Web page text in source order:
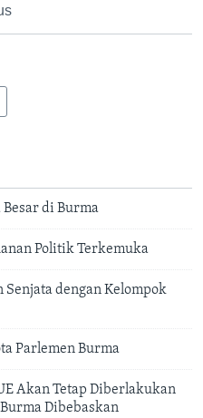
di Burma
Politik Terkemuka
Senjata dengan Kelompok
Parlemen Burma
Akan Tetap Diberlakukan
Dibebaskan